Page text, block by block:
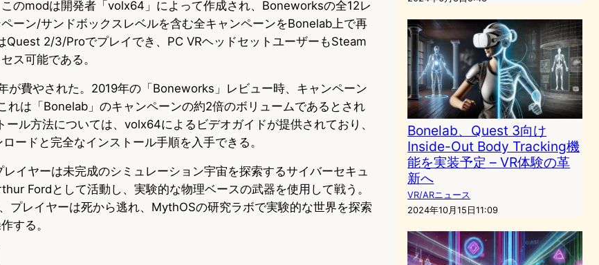
b
o
o
k
n
のmodは開発者「volx64」によって作成され、Boneworksの全12レ
ーン/サンドボックスレベルを含む全キャンペーンをBonelab上で再
Quest 2/3/Proでプレイでき、PC VRヘッドセットユーザーもSteam
ス可能である。
が費やされた。2019年の「Boneworks」レビュー時、キャンペーン
れは「Bonelab」のキャンペーンの約2倍のボリュームであるとされ
ル方法については、volx64によるビデオガイドが提供されており、
ードと完全なインストール手順を入手できる。
レイヤーは未完成のシミュレーション宇宙を探索するサイバーセキュ
Fordとして活動し、実験的な物理ベースの武器を使用して戦う。
プレイヤーは死から逃れ、MythOSの研究ラボで実験的な世界を探索
する。
Bonelab、Quest 3向け
Inside-Out Body Tracking機
能を実装予定 – VR体験の革
新へ
VR/ARニュース
2024年10月15日11:09